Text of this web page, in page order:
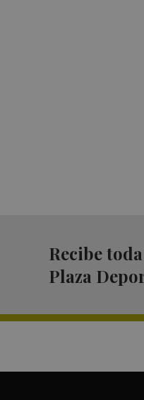
Recibe
Plaza